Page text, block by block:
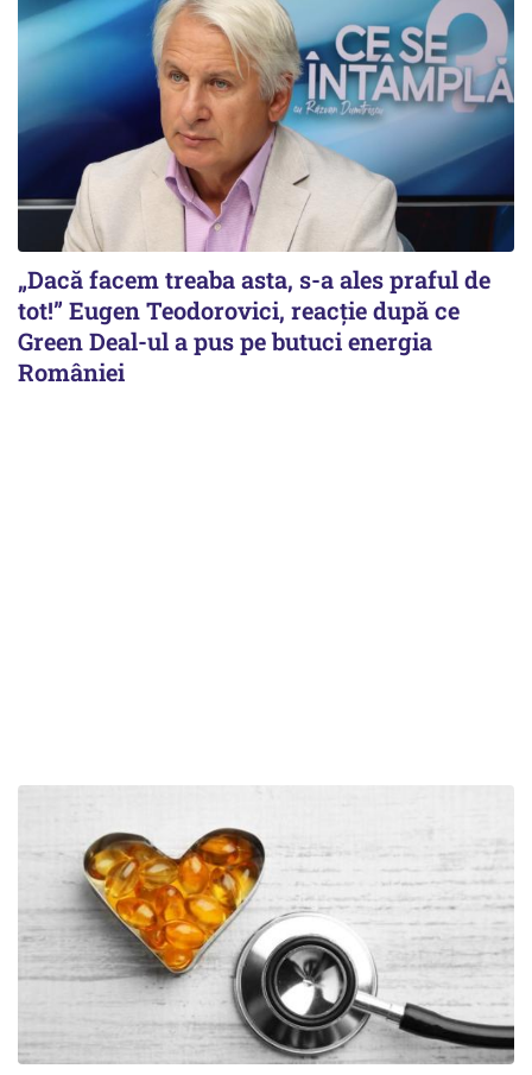
„Dacă facem treaba asta, s-a ales praful de
tot!” Eugen Teodorovici, reacție după ce
Green Deal-ul a pus pe butuci energia
României